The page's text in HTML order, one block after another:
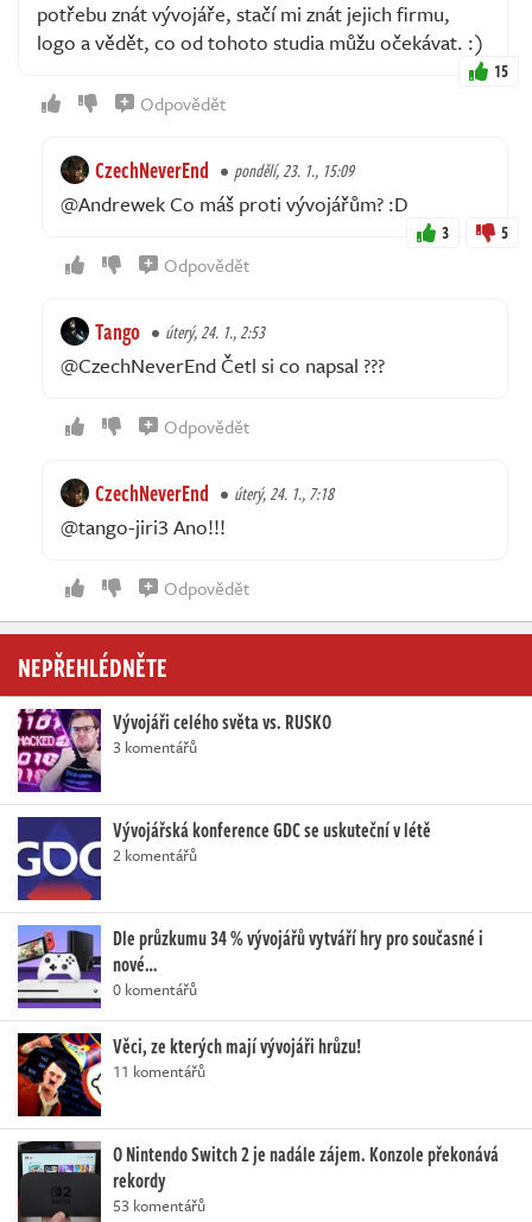
potřebu znát vývojáře, stačí mi znát jejich firmu,
logo a vědět, co od tohoto studia můžu očekávat. :)
15
Odpovědět
CzechNeverEnd pondělí, 23. 1., 15:09
@Andrewek Co máš proti vývojářům? :D
3 5
Odpovědět
Tango úterý, 24. 1., 2:53
@CzechNeverEnd Četl si co napsal ???
Odpovědět
CzechNeverEnd úterý, 24. 1., 7:18
@tango-jiri3 Ano!!!
Odpovědět
NEPŘEHLÉDNĚTE
Vývojáři celého světa vs. RUSKO
3 komentářů
Vývojářská konference GDC se uskuteční v létě
2 komentářů
Dle průzkumu 34 % vývojářů vytváří hry pro současné i
nové…
0 komentářů
Věci, ze kterých mají vývojáři hrůzu!
11 komentářů
O Nintendo Switch 2 je nadále zájem. Konzole překonává
rekordy
53 komentářů